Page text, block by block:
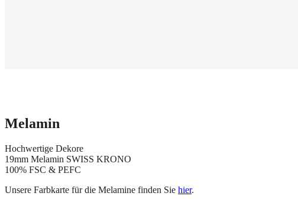
Melamin
Hochwertige Dekore
19mm Melamin SWISS KRONO
100% FSC & PEFC
Unsere Farbkarte für die Melamine finden Sie hier.